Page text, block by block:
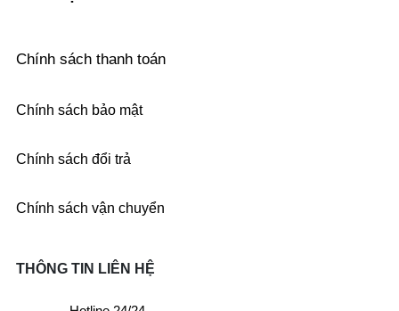
Chính sách thanh toán
Chính sách bảo mật
Chính sách đổi trả
Chính sách vận chuyển
THÔNG TIN LIÊN HỆ